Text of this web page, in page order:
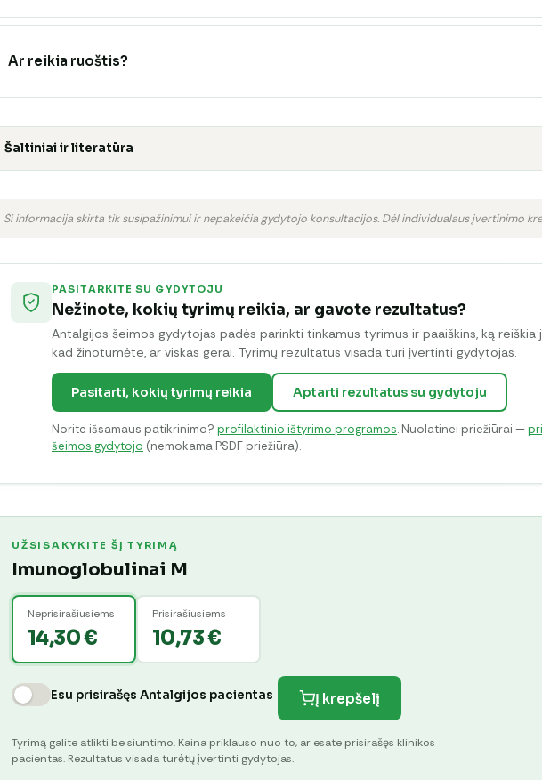
Ar reikia ruoštis?
Šaltiniai ir literatūra
Ši informacija skirta tik susipažinimui ir nepakeičia gydytojo konsultacijos. Dėl individualaus įvertinimo
PASITARKITE SU GYDYTOJU
Nežinote, kokių tyrimų reikia, ar gavote rezultatus?
Antalgijos šeimos gydytojas padės parinkti tinkamus tyrimus ir paaiškins, ką
kad žinotumėte, ar viskas gerai. Tyrimų rezultatus visada turi įvertinti gydytojas.
Pasitarti, kokių tyrimų reikia Aptarti rezultatus su gydytoju
Norite išsamaus patikrinimo? profilaktinio ištyrimo programos. Nuolatinei priežiūrai —
šeimos gydytojo (nemokama PSDF priežiūra).
UŽSISAKYKITE ŠĮ TYRIMĄ
Imunoglobulinai M
Neprisirašiusiems
14,30 €
Prisirašiusiems
10,73 €
Esu prisirašęs Antalgijos pacientas Į krepšelį
Tyrimą galite atlikti be siuntimo. Kaina priklauso nuo to, ar esate prisirašęs klinikos
pacientas. Rezultatus visada turėtų įvertinti gydytojas.